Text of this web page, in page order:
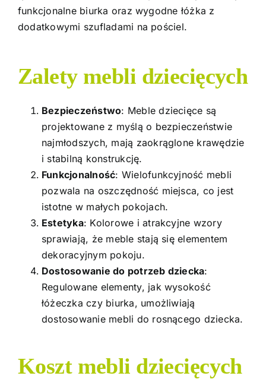
funkcjonalne biurka oraz wygodne łóżka z
dodatkowymi szufladami na pościel.
Zalety mebli dziecięcych
Bezpieczeństwo: Meble dziecięce są
projektowane z myślą o bezpieczeństwie
najmłodszych, mają zaokrąglone krawędzie
i stabilną konstrukcję.
Funkcjonalność: Wielofunkcyjność mebli
pozwala na oszczędność miejsca, co jest
istotne w małych pokojach.
Estetyka: Kolorowe i atrakcyjne wzory
sprawiają, że meble stają się elementem
dekoracyjnym pokoju.
Dostosowanie do potrzeb dziecka:
Regulowane elementy, jak wysokość
łóżeczka czy biurka, umożliwiają
dostosowanie mebli do rosnącego dziecka.
Koszt mebli dziecięcych